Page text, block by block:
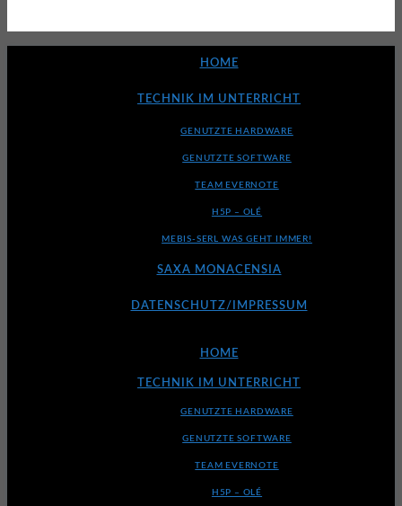
HOME
TECHNIK IM UNTERRICHT
GENUTZTE HARDWARE
GENUTZTE SOFTWARE
TEAM EVERNOTE
H5P – OLÉ
MEBIS-SERL WAS GEHT IMMER!
SAXA MONACENSIA
DATENSCHUTZ/IMPRESSUM
HOME
TECHNIK IM UNTERRICHT
GENUTZTE HARDWARE
GENUTZTE SOFTWARE
TEAM EVERNOTE
H5P – OLÉ